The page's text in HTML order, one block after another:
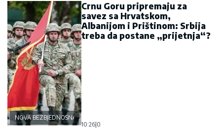
NOVA BEZBJEDNOSNA OSOVINA
Crnu Goru pripremaju za
savez sa Hrvatskom,
Albanijom i Prištinom: Srbija
treba da postane „prijetnja“?
10:26 0